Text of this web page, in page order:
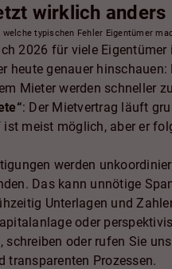
wirklich anders
typischen Fehler Eigentümer
2026 für viele
heute genauer
Mieter werden schneller
: Der Mietvertrag läuft
meist möglich, aber er
werden
Das kann unnötige
Unterlagen und
oder
schreiben oder rufen Sie
transparenten Prozessen.